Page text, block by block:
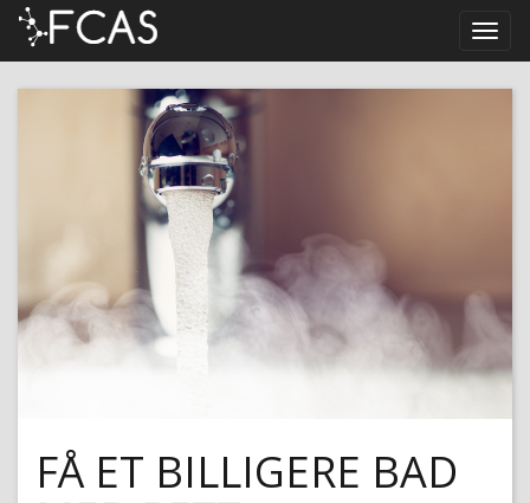
FÅ ET BILLIGERE BAD